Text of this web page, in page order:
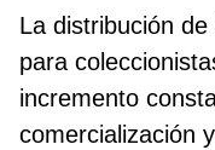
La distribución
para
incremento
comercialización